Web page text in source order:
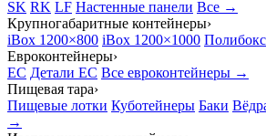
SK RK LF Настенные панели Все →
Крупногабаритные контейнеры›
iBox 1200×800 iBox 1200×1000
Евроконтейнеры›
EC Детали EC Все евроконтейнеры →
Пищевая тара›
Пищевые лотки Куботейнеры Баки
→